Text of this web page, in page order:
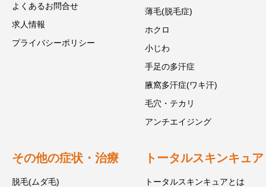
よくあるお問合せ
求人情報
プライバシーポリシー
薄毛(脱毛症)
ホクロ
小じわ
手足の多汗症
腋窩多汗症(ワキ汗)
毛穴・テカリ
アンチエイジング
その他の症状・治療
脱毛(ムダ毛)
トータルスキンキュア
トータルスキンキュアとは